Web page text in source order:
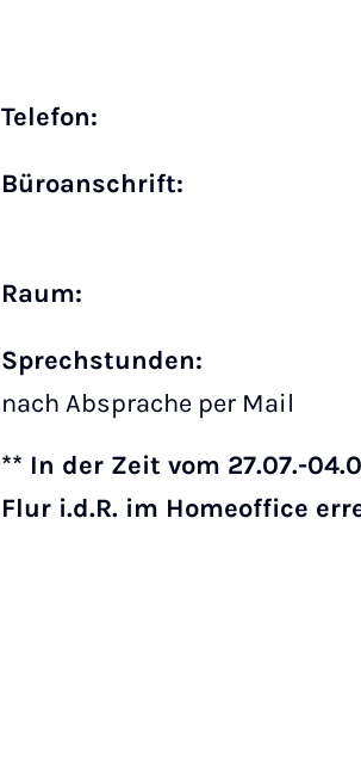
Telefon:
Büro­anschrift:
Raum:
Sprechstunden:
nach Absprache per Mail
** In der Zeit vom 27.07.-
Flur i.d.R. im Homeoffice